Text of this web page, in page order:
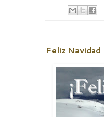
Feliz Navidad